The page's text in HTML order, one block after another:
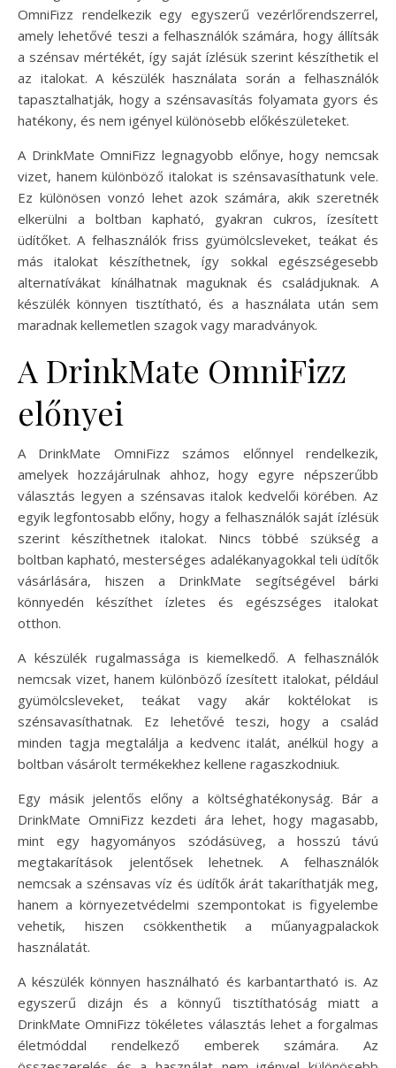
OmniFizz rendelkezik egy egyszerű vezérlőrendszerrel,
amely lehetővé teszi a felhasználók számára, hogy állítsák
a szénsav mértékét, így saját ízlésük szerint készíthetik el
az italokat. A készülék használata során a felhasználók
tapasztalhatják, hogy a szénsavasítás folyamata gyors és
hatékony, és nem igényel különösebb előkészületeket.
A DrinkMate OmniFizz legnagyobb előnye, hogy nemcsak
vizet, hanem különböző italokat is szénsavasíthatunk vele.
Ez különösen vonzó lehet azok számára, akik szeretnék
elkerülni a boltban kapható, gyakran cukros, ízesített
üdítőket. A felhasználók friss gyümölcsleveket, teákat és
más italokat készíthetnek, így sokkal egészségesebb
alternatívákat kínálhatnak maguknak és családjuknak. A
készülék könnyen tisztítható, és a használata után sem
maradnak kellemetlen szagok vagy maradványok.
A DrinkMate OmniFizz
előnyei
A DrinkMate OmniFizz számos előnnyel rendelkezik,
amelyek hozzájárulnak ahhoz, hogy egyre népszerűbb
választás legyen a szénsavas italok kedvelői körében. Az
egyik legfontosabb előny, hogy a felhasználók saját ízlésük
szerint készíthetnek italokat. Nincs többé szükség a
boltban kapható, mesterséges adalékanyagokkal teli üdítők
vásárlására, hiszen a DrinkMate segítségével bárki
könnyedén készíthet ízletes és egészséges italokat
otthon.
A készülék rugalmassága is kiemelkedő. A felhasználók
nemcsak vizet, hanem különböző ízesített italokat, például
gyümölcsleveket, teákat vagy akár koktélokat is
szénsavasíthatnak. Ez lehetővé teszi, hogy a család
minden tagja megtalálja a kedvenc italát, anélkül hogy a
boltban vásárolt termékekhez kellene ragaszkodniuk.
Egy másik jelentős előny a költséghatékonyság. Bár a
DrinkMate OmniFizz kezdeti ára lehet, hogy magasabb,
mint egy hagyományos szódásüveg, a hosszú távú
megtakarítások jelentősek lehetnek. A felhasználók
nemcsak a szénsavas víz és üdítők árát takaríthatják meg,
hanem a környezetvédelmi szempontokat is figyelembe
vehetik, hiszen csökkenthetik a műanyagpalackok
használatát.
A készülék könnyen használható és karbantartható is. Az
egyszerű dizájn és a könnyű tisztíthatóság miatt a
DrinkMate OmniFizz tökéletes választás lehet a forgalmas
életmóddal rendelkező emberek számára. Az